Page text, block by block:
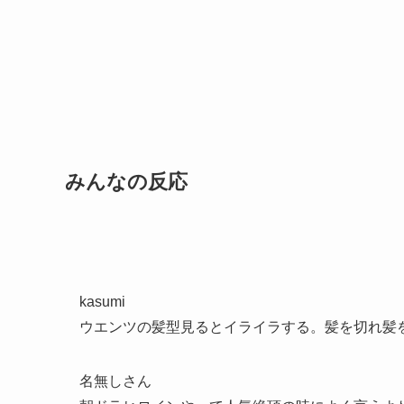
みんなの反応
kasumi
ウエンツの髪型見るとイライラする。髪を切れ髪
名無しさん